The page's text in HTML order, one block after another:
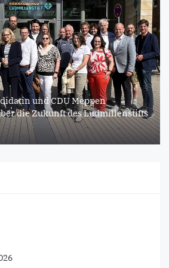
und CDU Meppen
die Zukunft des Ludmillenstifts